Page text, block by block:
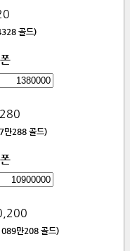
골드)
만288 골드)
만208 골드)